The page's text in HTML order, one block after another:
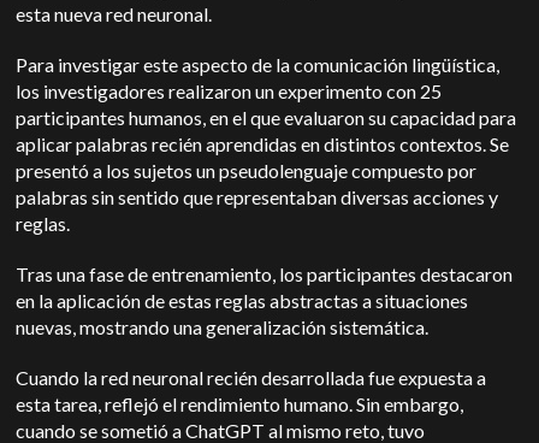
esta nueva red neuronal.
Para investigar este aspecto de la comunicación lingüística,
los investigadores realizaron un experimento con 25
participantes humanos, en el que evaluaron su capacidad para
aplicar palabras recién aprendidas en distintos contextos.Se
presentó a los sujetos un pseudolenguaje compuesto por
palabras sin sentido que representaban diversas acciones y
reglas.
Tras una fase de entrenamiento, los participantes destacaron
en la aplicación de estas reglas abstractas a situaciones
nuevas, mostrando una generalización sistemática.
Cuando la red neuronal recién desarrollada fue expuesta a
esta tarea, reflejó el rendimiento humano.Sin embargo,
cuando se sometió a ChatGPT al mismo reto, tuvo